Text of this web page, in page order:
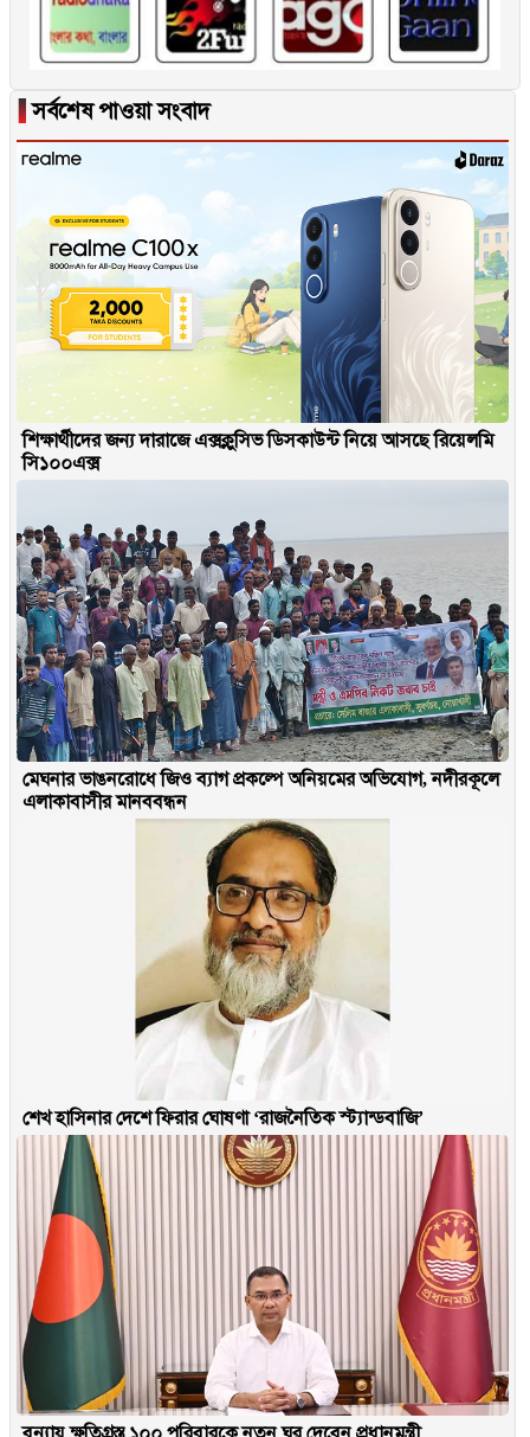
▐সর্বশেষ পাওয়া সংবাদ
শিক্ষার্থীদের জন্য দারাজে এক্সক্লুসিভ ডিসকাউন্ট নিয়ে আসছে রিয়েলমি
সি১০০এক্স
মেঘনার ভাঙনরোধে জিও ব্যাগ প্রকল্পে অনিয়মের অভিযোগ, নদীরকূলে
এলাকাবাসীর মানববন্ধন
শেখ হাসিনার দেশে ফিরার ঘোষণা ‘রাজনৈতিক স্ট্যান্ডবাজি’